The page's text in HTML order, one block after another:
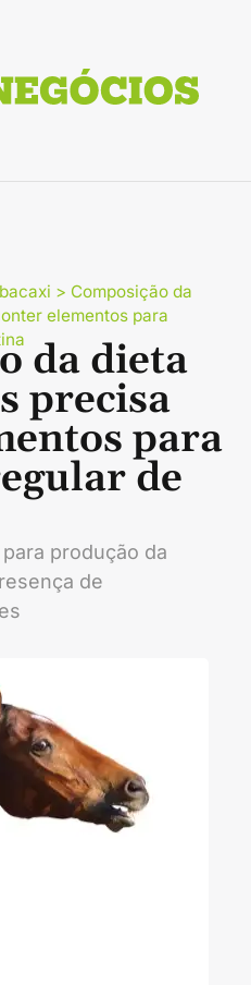
> Composição da
elementos para
da dieta
precisa
para
de
produção da
de